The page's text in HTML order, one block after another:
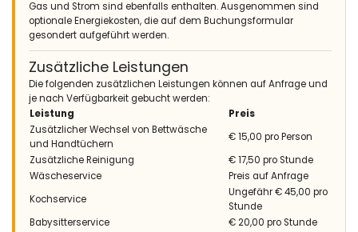
Gas und Strom sind ebenfalls enthalten. Ausgenommen sind
optionale Energiekosten, die auf dem Buchungsformular
gesondert aufgeführt werden.
Zusätzliche Leistungen
Die folgenden zusätzlichen Leistungen können auf Anfrage und
je nach Verfügbarkeit gebucht werden:
Leistung
Preis
Zusätzlicher Wechsel von Bettwäsche
und Handtüchern
€ 15,00 pro Person
Zusätzliche Reinigung
€ 17,50 pro Stunde
Wäscheservice
Preis auf Anfrage
Kochservice
Ungefähr € 45,00 pro
Stunde
Babysitterservice
€ 20,00 pro Stunde